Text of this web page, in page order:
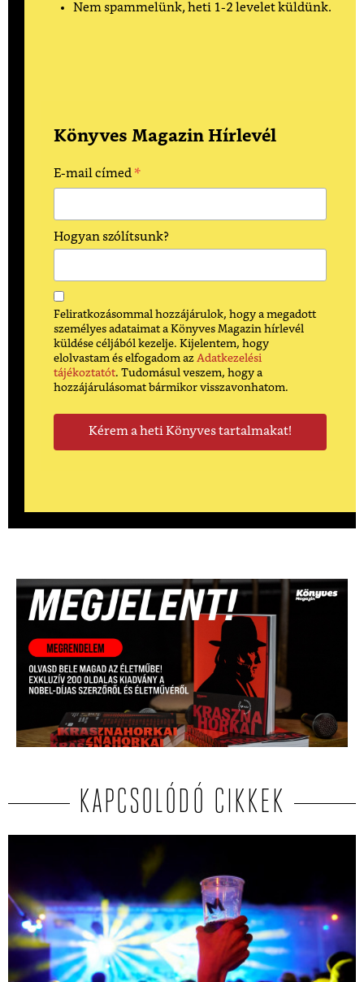
Nem spammelünk, heti 1-2 levelet küldünk.
Könyves Magazin Hírlevél
E-mail címed *
Hogyan szólítsunk?
Feliratkozásommal hozzájárulok, hogy a megadott
személyes adataimat a Könyves Magazin hírlevél
küldése céljából kezelje. Kijelentem, hogy
elolvastam és elfogadom az Adatkezelési
tájékoztatót. Tudomásul veszem, hogy a
hozzájárulásomat bármikor visszavonhatom.
KAPCSOLÓDÓ CIKKEK